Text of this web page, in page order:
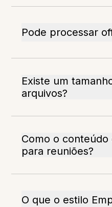
Pode processar
Existe um
arquivos?
Como o conteúdo
para reuniões?
O que o estilo